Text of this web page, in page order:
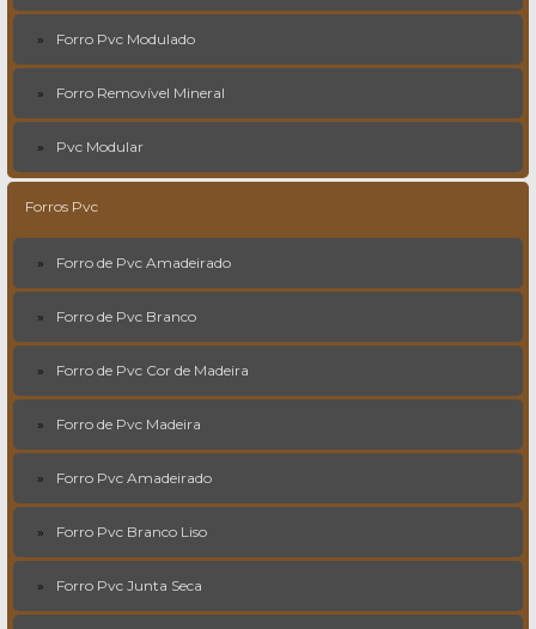
Forro Pvc Modulado
Forro Removível Mineral
Pvc Modular
Forros Pvc
Forro de Pvc Amadeirado
Forro de Pvc Branco
Forro de Pvc Cor de Madeira
Forro de Pvc Madeira
Forro Pvc Amadeirado
Forro Pvc Branco Liso
Forro Pvc Junta Seca